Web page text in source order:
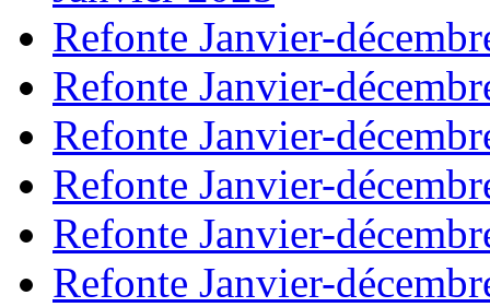
Refonte Janvier-
Refonte Janvier-
Refonte Janvier-
Refonte Janvier-
Refonte Janvier-
Refonte Janvier-